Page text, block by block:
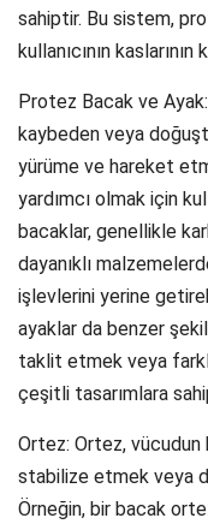
sahiptir. Bu sistem,
kullanıcının
Protez Bacak ve
kaybeden veya
yürüme ve hareket
yardımcı olmak için
bacaklar, genellikle
dayanıklı
işlevlerini yerine
ayaklar da benzer
taklit etmek veya
çeşitli tasarımlara
Ortez: Ortez,
stabilize etmek veya
Örneğin, bir bacak